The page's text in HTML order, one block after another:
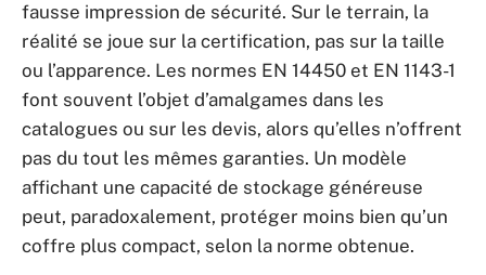
fausse impression de sécurité. Sur le terrain, la
réalité se joue sur la certification, pas sur la taille
ou l’apparence. Les normes EN 14450 et EN 1143-1
font souvent l’objet d’amalgames dans les
catalogues ou sur les devis, alors qu’elles n’offrent
pas du tout les mêmes garanties. Un modèle
affichant une capacité de stockage généreuse
peut, paradoxalement, protéger moins bien qu’un
coffre plus compact, selon la norme obtenue.